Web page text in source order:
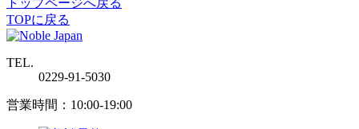
TOPに戻る
TEL.
0229-91-5030
営業時間：10:00-19:00